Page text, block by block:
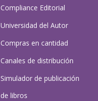
Compliance Editorial
Universidad del Autor
Compras en cantidad
Canales de distribución
Simulador de publicación
de libros